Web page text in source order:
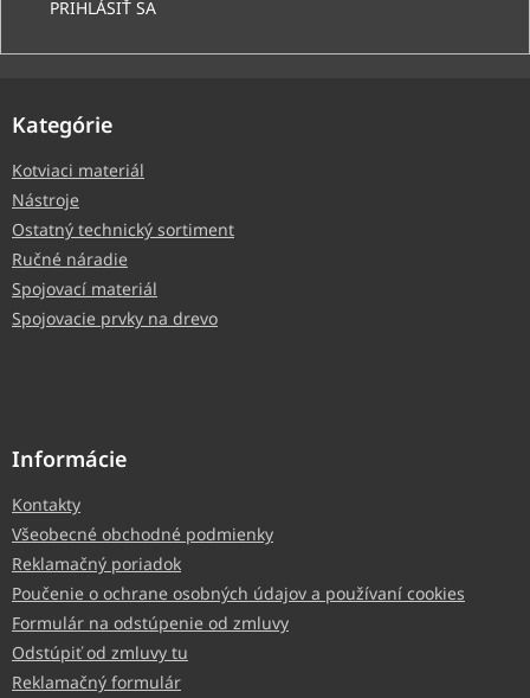
PRIHLÁSIŤ SA
Kategórie
Kotviaci materiál
Nástroje
Ostatný technický sortiment
Ručné náradie
Spojovací materiál
Spojovacie prvky na drevo
Informácie
Kontakty
Všeobecné obchodné podmienky
Reklamačný poriadok
Poučenie o ochrane osobných údajov a používaní cookies
Formulár na odstúpenie od zmluvy
Odstúpiť od zmluvy tu
Reklamačný formulár